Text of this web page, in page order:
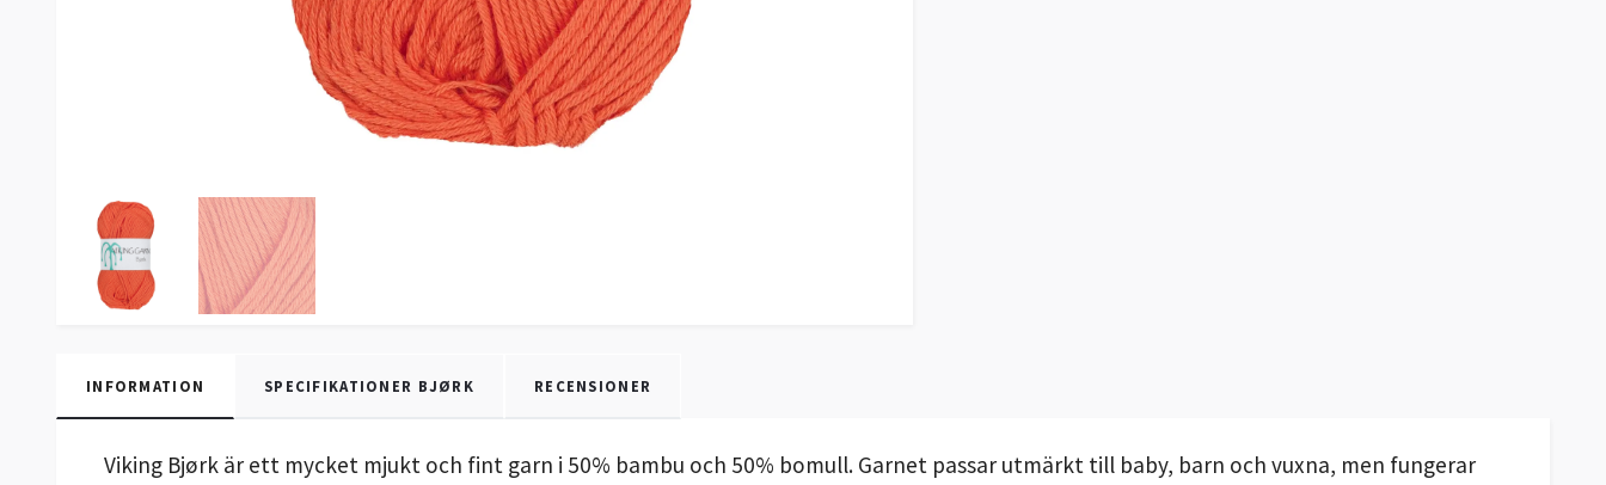
INFORMATION SPECIFIKATIONER BJØRK RECENSIONER
Viking Bjørk är ett mycket mjukt och fint garn i 50% bambu och 50% bomull. Garnet passar utmärkt till baby, barn och vuxna, men fungerar